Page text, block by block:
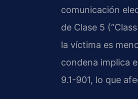
comunicación
de Clase 5
la víctima es
condena implica
9.1-901, lo que